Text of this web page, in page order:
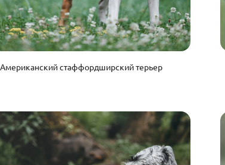
Американский стаффордширский терьер